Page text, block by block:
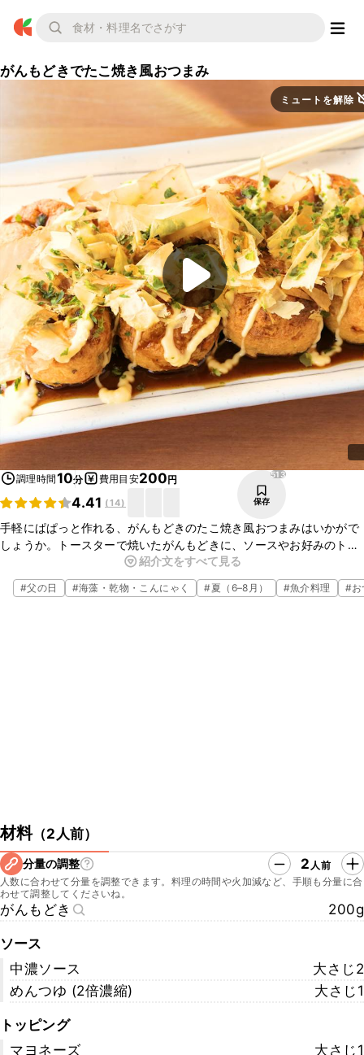
がんもどきでたこ焼き風おつまみ
ミュートを解除
調理時間10分 費用目安200円
4.41 (14)
513
保存
手軽にぱぱっと作れる、がんもどきのたこ焼き風おつまみはいかがで
しょうか。トースターで焼いたがんもどきに、ソースやお好みのトッ
ピングをするだけで簡単に作れますよ。お酒のおつまみにもぴったり
な味わいです。ぜひ作ってみてくださいね。
紹介文をすべて見る
#父の日 #海藻・乾物・こんにゃく #夏（6–8月） #魚介料理 #
材料（2人前）
分量の調整 2 人前
人数に合わせて分量を調整できます。料理の時間や火加減など、手順も分量に合
わせて調整してくださいね。
がんもどき 200g
ソース
中濃ソース
大さじ2
めんつゆ (2倍濃縮)
大さじ1
トッピング
マヨネーズ
大さじ1